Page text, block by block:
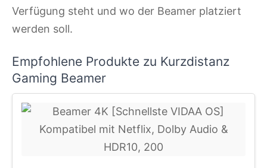
Verfügung steht und wo der Beamer platziert
werden soll.
Empfohlene Produkte zu Kurzdistanz
Gaming Beamer